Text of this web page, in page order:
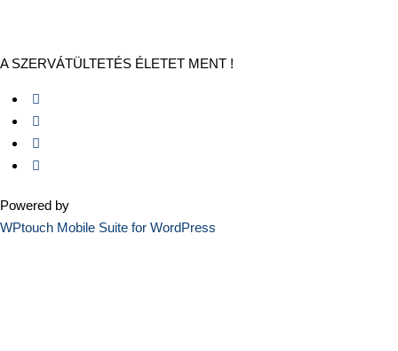
A SZERVÁTÜLTETÉS ÉLETET MENT !
Powered by
WPtouch Mobile Suite for WordPress